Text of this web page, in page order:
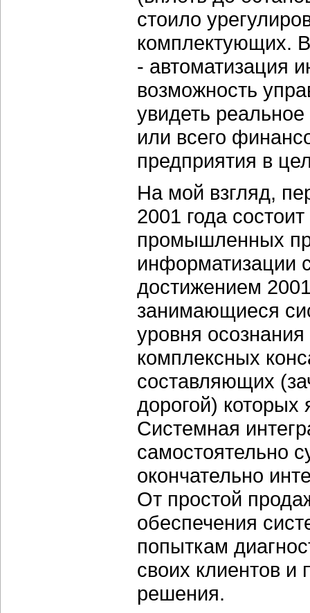
стоило
комплектующих.
- автоматизация
возможность
увидеть
или всего
предприятия в
На мой взгляд,
2001 года
промышленных
информатизации
достижением
занимающиеся
уровня
комплексных
составляющих
дорогой) которых
Системная
самостоятельно
окончательно
От простой
обеспечения
попыткам
своих клиентов и
решения.